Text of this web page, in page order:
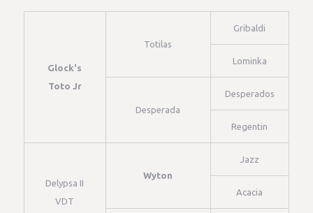
Glock's
Toto Jr
Totilas
Gribaldi
Lominka
Desperada
Desperados
Regentin
Delypsa II
VDT
Wyton
Jazz
Acacia